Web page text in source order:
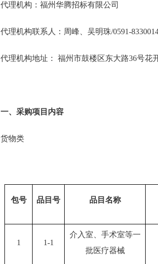
代理机构：福州华腾招标有限公司
代理机构联系人：周峰、吴明珠/0591-
代理机构地址： 福州市鼓楼区东大路36号花
一、采购项目内容
货物类
包号 品目号 品目名称
1 1-1
介入室、手术室等一
批医疗器械